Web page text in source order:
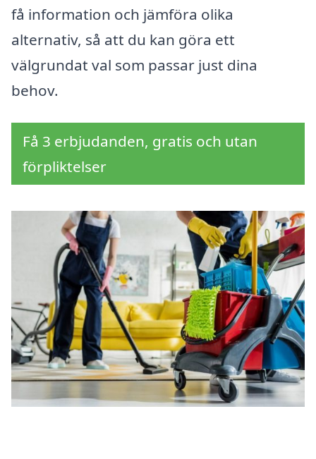
få information och jämföra olika
alternativ, så att du kan göra ett
välgrundat val som passar just dina
behov.
Få 3 erbjudanden, gratis och utan
förpliktelser